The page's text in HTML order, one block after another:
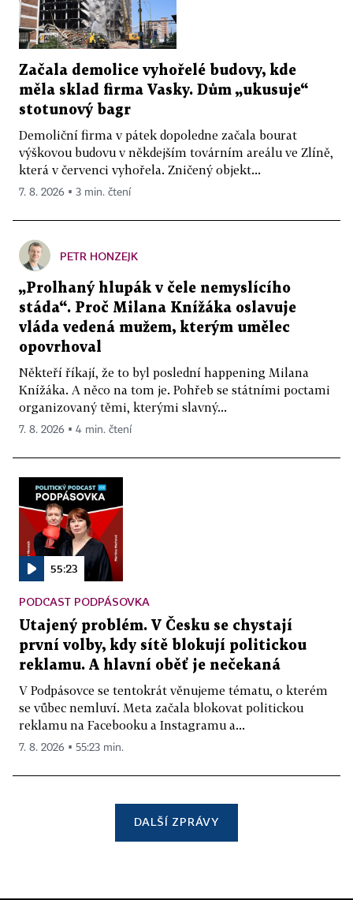
Začala demolice vyhořelé budovy, kde
měla sklad firma Vasky. Dům „ukusuje“
stotunový bagr
Demoliční firma v pátek dopoledne začala bourat
výškovou budovu v někdejším továrním areálu ve Zlíně,
která v červenci vyhořela. Zničený objekt...
7. 8. 2026 ▪ 3 min. čtení
PETR HONZEJK
„Prolhaný hlupák v čele nemyslícího
stáda“. Proč Milana Knížáka oslavuje
vláda vedená mužem, kterým umělec
opovrhoval
Někteří říkají, že to byl poslední happening Milana
Knížáka. A něco na tom je. Pohřeb se státními poctami
organizovaný těmi, kterými slavný...
7. 8. 2026 ▪ 4 min. čtení
55:23
PODCAST PODPÁSOVKA
Utajený problém. V Česku se chystají
první volby, kdy sítě blokují politickou
reklamu. A hlavní oběť je nečekaná
V Podpásovce se tentokrát věnujeme tématu, o kterém
se vůbec nemluví. Meta začala blokovat politickou
reklamu na Facebooku a Instagramu a...
7. 8. 2026 ▪ 55:23 min.
DALŠÍ ZPRÁVY